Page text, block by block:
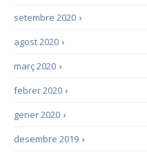
›
setembre 2020
›
agost 2020
›
març 2020
›
febrer 2020
›
gener 2020
›
desembre 2019